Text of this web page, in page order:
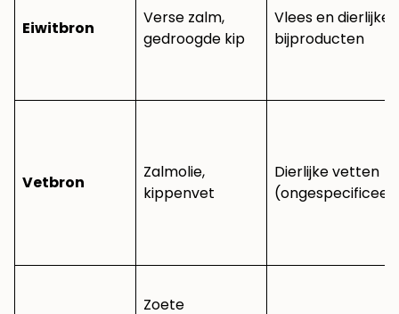
Eiwitbron
Verse zalm,
gedroogde kip
Vlees en dierlijke
bijproducten
Vetbron
Zalmolie,
kippenvet
Dierlijke vetten
Zoete